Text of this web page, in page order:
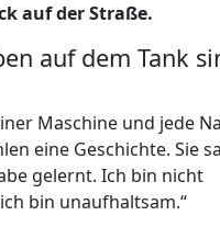
auf der Straße.
auf dem Tank
Maschine und jede
eine Geschichte. Sie
gelernt. Ich bin nicht
bin unaufhaltsam.“